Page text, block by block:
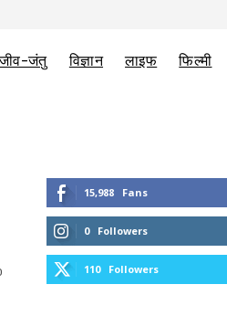
जंतु विज्ञान लाइफ फिल्मी
15,988 Fans
0 Followers
110 Followers